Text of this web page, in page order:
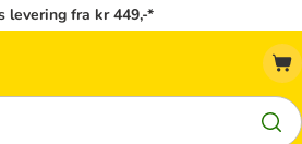
levering fra kr 449,-*